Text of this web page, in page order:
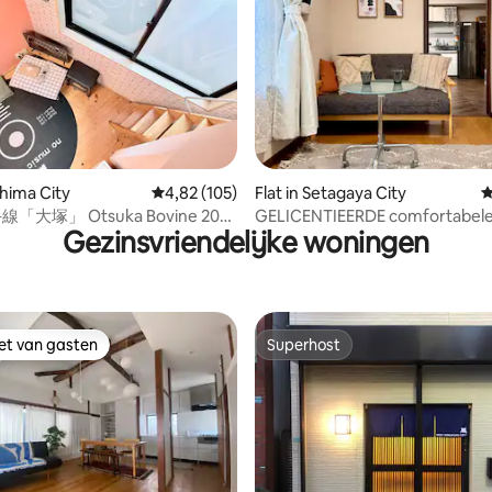
van 4,92 op 5, 26 recensies
City Gemiddelde beoordeling van 4,82 op 5, 105
4,82 (105)
「大塚」 Otsuka Bovine 203
babyjongen
Flat in Setagaya City
GELICENTIEERDE comfortabele
residentie in Shimokitazawa
Gezinsvriendelijke woningen
van gasten
van gasten Superhost
Superhost